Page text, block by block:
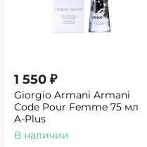
1 550 ₽
Giorgio Armani Armani
Code Pour Femme 75 мл
A-Plus
В наличии